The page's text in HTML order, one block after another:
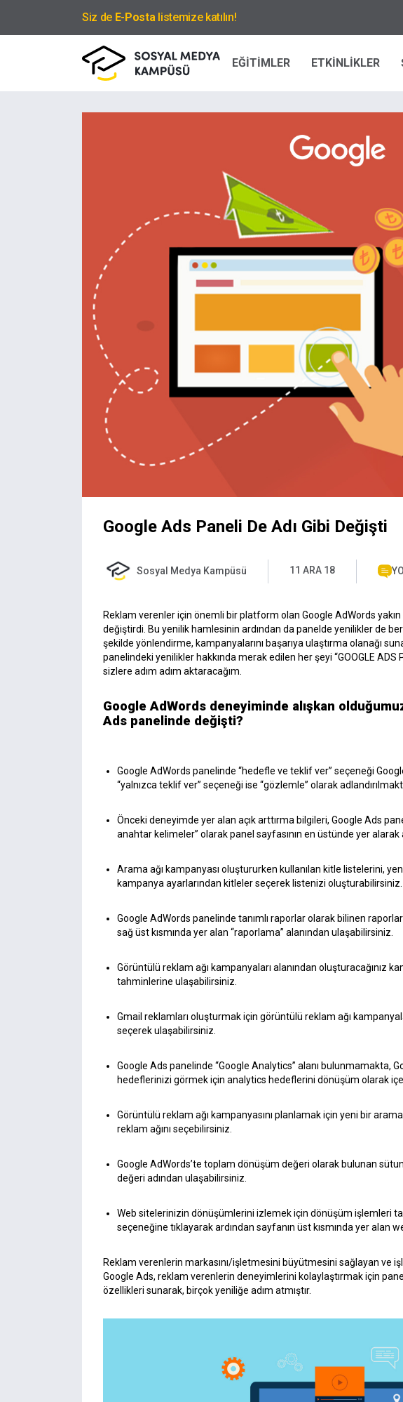
Siz de E-Postalistemize katılın!
EĞİTİMLER ETKİNLİKLER
Google Ads Paneli De Adı Gibi Değişti
Sosyal Medya Kampüsü 11 ARA 18
Reklam verenler için önemli bir platform olan Google AdWords yakın
değiştirdi. Bu yenilik hamlesinin ardından da panelde yenilikler de
şekilde yönlendirme, kampanyalarını başarıya ulaştırma olanağı
panelindeki yenilikler hakkında merak edilen her şeyi “GOOGLE ADS
sizlere adım adım aktaracağım.
Google AdWords deneyiminde alışkan
Ads panelinde değişti?
Google AdWords panelinde “hedefle ve teklif ver” seçeneği
“yalnızca teklif ver” seçeneği ise “gözlemle” olarak
Önceki deneyimde yer alan açık arttırma bilgileri, Google Ads
anahtar kelimeler” olarak panel sayfasının en üstünde yer alarak
Arama ağı kampanyası oluştururken kullanılan kitle listelerini,
kampanya ayarlarından kitleler seçerek listenizi oluşturabilirsiniz.
Google AdWords panelinde tanımlı raporlar olarak bilinen
sağ üst kısmında yer alan “raporlama” alanından ulaşabilirsiniz.
Görüntülü reklam ağı kampanyaları alanından oluşturacağınız
tahminlerine ulaşabilirsiniz.
Gmail reklamları oluşturmak için görüntülü reklam ağı
seçerek ulaşabilirsiniz.
Google Ads panelinde “Google Analytics” alanı bulunmamakta,
hedeflerinizi görmek için analytics hedeflerini dönüşüm olarak
Görüntülü reklam ağı kampanyasını planlamak için yeni bir
reklam ağını seçebilirsiniz.
Google AdWords’te toplam dönüşüm değeri olarak bulunan
değeri adından ulaşabilirsiniz.
Web sitelerinizin dönüşümlerini izlemek için dönüşüm işlemleri
seçeneğine tıklayarak ardından sayfanın üst kısmında yer alan
Reklam verenlerin markasını/işletmesini büyütmesini sağlayan ve
Google Ads, reklam verenlerin deneyimlerini kolaylaştırmak için
özellikleri sunarak, birçok yeniliğe adım atmıştır.